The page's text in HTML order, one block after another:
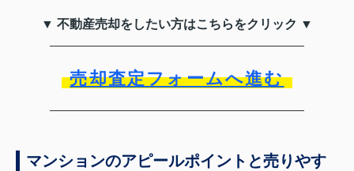
▼ 不動産売却をしたい方はこちらをクリック ▼
売却査定フォームへ進む
マンションのアピールポイントと売りやす